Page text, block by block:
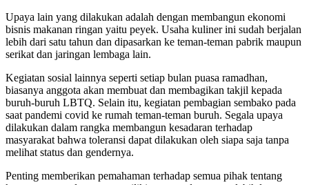
Upaya lain yang dilakukan adalah dengan membangun ekonomi
bisnis makanan ringan yaitu peyek. Usaha kuliner ini sudah berjalan
lebih dari satu tahun dan dipasarkan ke teman-teman pabrik maupun
serikat dan jaringan lembaga lain.
Kegiatan sosial lainnya seperti setiap bulan puasa ramadhan,
biasanya anggota akan membuat dan membagikan takjil kepada
buruh-buruh LBTQ. Selain itu, kegiatan pembagian sembako pada
saat pandemi covid ke rumah teman-teman buruh. Segala upaya
dilakukan dalam rangka membangun kesadaran terhadap
masyarakat bahwa toleransi dapat dilakukan oleh siapa saja tanpa
melihat status dan gendernya.
Penting memberikan pemahaman terhadap semua pihak tentang